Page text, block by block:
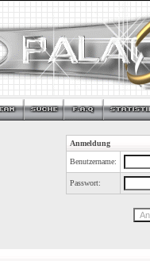
Anmeldung
Benutzername:
Passwort: